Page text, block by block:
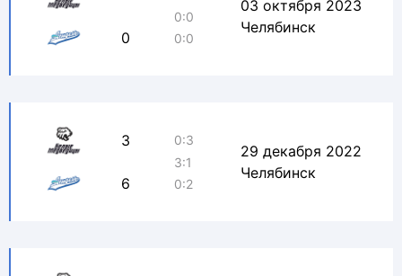
0
0:0
0:0
03 октября 2023
Челябинск
3
6
0:3
3:1
0:2
29 декабря 2022
Челябинск